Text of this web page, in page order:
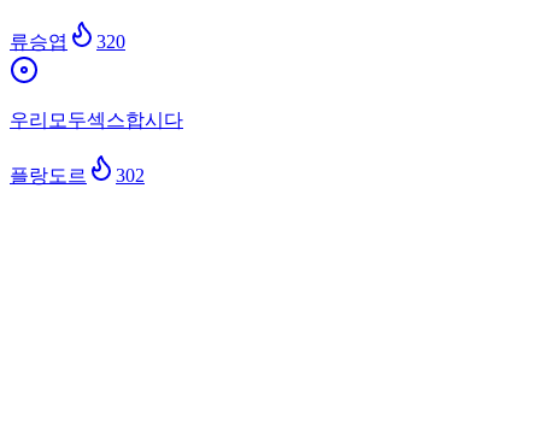
류승엽 320
우리모두섹스합시다
플랑도르 302